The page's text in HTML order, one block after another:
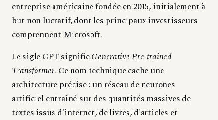
entreprise américaine fondée en 2015, initialement à
but non lucratif, dont les principaux investisseurs
comprennent Microsoft.
Le sigle GPT signifieGenerative Pre-trained
Transformer. Ce nom technique cache une
architecture précise : un réseau de neurones
artificiel entraîné sur des quantités massives de
textes issus d'internet, de livres, d'articles et